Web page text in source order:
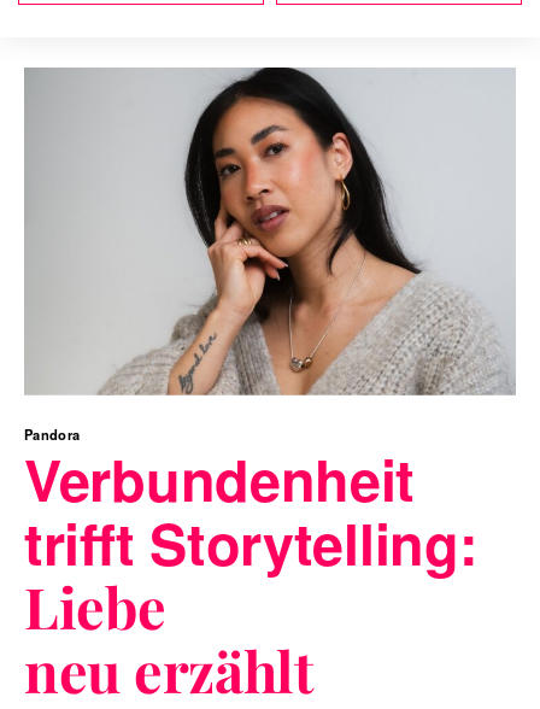
Pandora
Verbundenheit
trifft Storytelling:
Liebe
neu erzählt